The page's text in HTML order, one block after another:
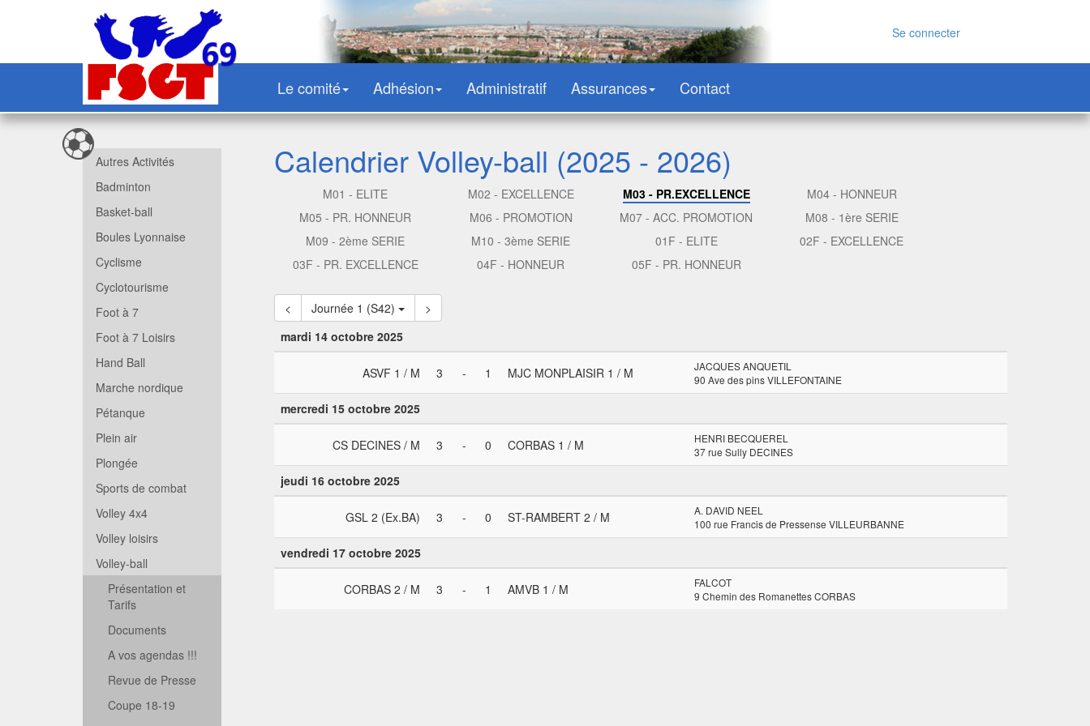
Se connecter
Le comité Adhésion Administratif Assurances Contact
Autres Activités
Badminton
Basket-ball
Boules Lyonnaise
Cyclisme
Cyclotourisme
Foot à 7
Foot à 7 Loisirs
Hand Ball
Marche nordique
Pétanque
Plein air
Plongée
Sports de combat
Volley 4x4
Volley loisirs
Volley-ball
Présentation et
Tarifs
Documents
A vos agendas !!!
Revue de Presse
Coupe 18-19
Calendrier Volley-ball (2025 - 2026)
M01 - ELITE M02 - EXCELLENCE M03 - PR.EXCELLENCE
M04 - HONNEUR
M05 - PR. HONNEUR
M06 - PROMOTION M07 - ACC. PROMOTION
M08 - 1ère SERIE
M09 - 2ème SERIE
M10 - 3ème SERIE 01F - ELITE
02F - EXCELLENCE
03F - PR. EXCELLENCE
04F - HONNEUR 05F - PR. HONNEUR
< Journée 1 (S42)
>
mardi 14 octobre 2025
ASVF 1 / M 3 - 1 MJC MONPLAISIR 1 / M
JACQUES ANQUETIL
90 Ave des pins VILLEFONTAINE
mercredi 15 octobre 2025
CS DECINES / M 3 - 0 CORBAS 1 / M
HENRI BECQUEREL
37 rue Sully DECINES
jeudi 16 octobre 2025
GSL 2 (Ex.BA) 3 - 0 ST-RAMBERT 2 / M
A. DAVID NEEL
100 rue Francis de Pressense VILLEURBANNE
vendredi 17 octobre 2025
CORBAS 2 / M 3 - 1 AMVB 1 / M
FALCOT
9 Chemin des Romanettes CORBAS